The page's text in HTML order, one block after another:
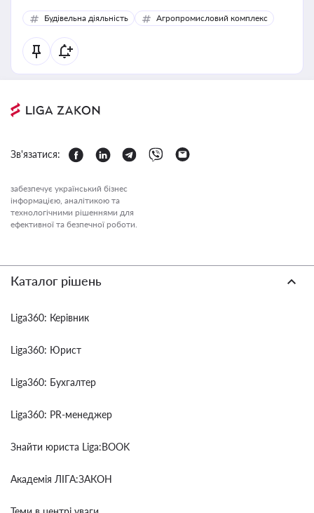
Будівельна діяльність Агропромисловий комплекс
Зв'язатися:
забезпечує український бізнес
інформацією, аналітикою та
технологічними рішеннями для
ефективної та безпечної роботи.
Каталог рішень
Liga360: Керівник
Liga360: Юрист
Liga360: Бухгалтер
Liga360: PR-менеджер
Знайти юриста Liga:BOOK
Академія ЛІГА:ЗАКОН